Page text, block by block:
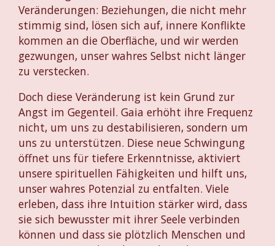
Veränderungen: Beziehungen, die nicht mehr
stimmig sind, lösen sich auf, innere Konflikte
kommen an die Oberfläche, und wir werden
gezwungen, unser wahres Selbst nicht länger
zu verstecken.
Doch diese Veränderung ist kein Grund zur
Angst im Gegenteil. Gaia erhöht ihre Frequenz
nicht, um uns zu destabilisieren, sondern um
uns zu unterstützen. Diese neue Schwingung
öffnet uns für tiefere Erkenntnisse, aktiviert
unsere spirituellen Fähigkeiten und hilft uns,
unser wahres Potenzial zu entfalten. Viele
erleben, dass ihre Intuition stärker wird, dass
sie sich bewusster mit ihrer Seele verbinden
können und dass sie plötzlich Menschen und